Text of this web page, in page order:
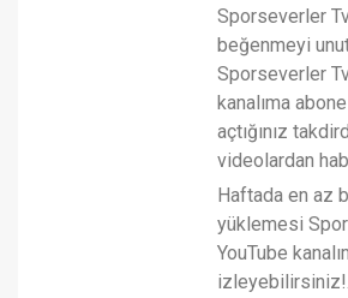
Sporseverler Tv
beğenmeyi
Sporseverler
kanalıma
açtığınız
videolardan
Haftada en az
yüklemesi
YouTube
izleyebilirsiniz!..